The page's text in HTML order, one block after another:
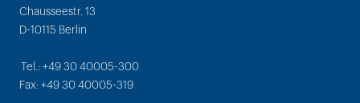
Chausseestr. 13
D-10115 Berlin
Tel.: +49 30 40005-300
Fax: +49 30 40005-319